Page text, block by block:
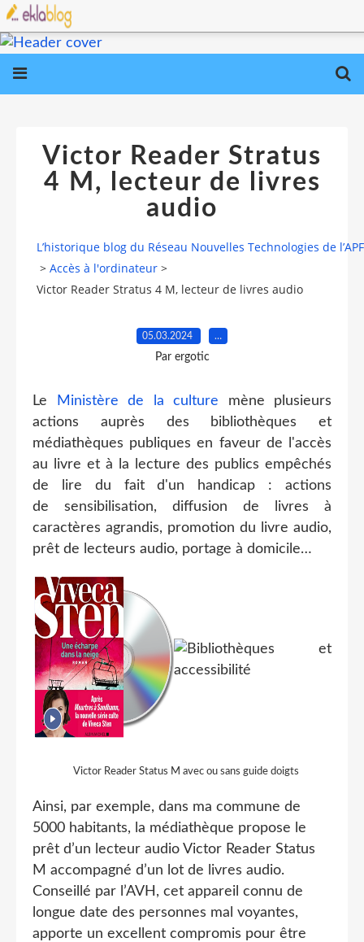
Victor Reader Stratus
4 M, lecteur de livres
audio
L’historique blog du Réseau Nouvelles Technologies de
> Accès à l'ordinateur >
Victor Reader Stratus 4 M, lecteur de livres audio
05.03.2024 …
Par ergotic
Le Ministère de la culture mène plusieurs
actions auprès des bibliothèques et
médiathèques publiques en faveur de l'accès
au livre et à la lecture des publics empêchés
de lire du fait d'un handicap : actions
de sensibilisation, diffusion de livres à
caractères agrandis, promotion du livre audio,
prêt de lecteurs audio, portage à domicile…
Victor Reader Status M avec ou sans guide doigts
Ainsi, par exemple, dans ma commune de
5000 habitants, la médiathèque propose le
prêt d’un lecteur audio Victor Reader Status
M accompagné d’un lot de livres audio.
Conseillé par l’AVH, cet appareil connu de
longue date des personnes mal voyantes,
apporte un excellent compromis pour être